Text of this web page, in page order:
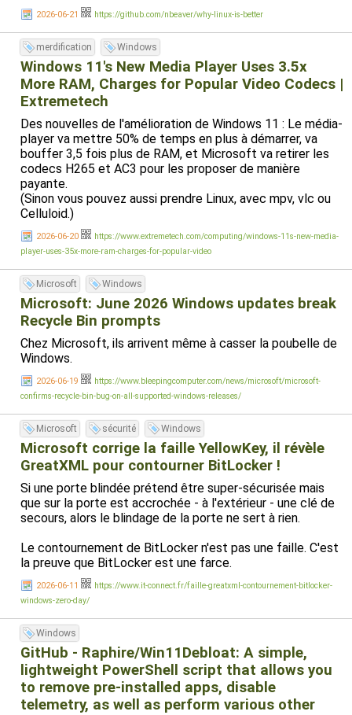
2026-06-21 https://github.com/nbeaver/why-linux-is-better
merdification Windows
Windows 11's New Media Player Uses 3.5x
More RAM, Charges for Popular Video Codecs |
Extremetech
Des nouvelles de l'amélioration de Windows 11 : Le média-
player va mettre 50% de temps en plus à démarrer, va
bouffer 3,5 fois plus de RAM, et Microsoft va retirer les
codecs H265 et AC3 pour les proposer de manière
payante.
(Sinon vous pouvez aussi prendre Linux, avec mpv, vlc ou
Celluloid.)
2026-06-20
https://www.extremetech.com/computing/windows-11s-new-media-
player-uses-35x-more-ram-charges-for-popular-video
Microsoft Windows
Microsoft: June 2026 Windows updates break
Recycle Bin prompts
Chez Microsoft, ils arrivent même à casser la poubelle de
Windows.
2026-06-19
https://www.bleepingcomputer.com/news/microsoft/microsoft-
confirms-recycle-bin-bug-on-all-supported-windows-releases/
Microsoft sécurité Windows
Microsoft corrige la faille YellowKey, il révèle
GreatXML pour contourner BitLocker !
Si une porte blindée prétend être super-sécurisée mais
que sur la porte est accrochée - à l'extérieur - une clé de
secours, alors le blindage de la porte ne sert à rien.
Le contournement de BitLocker n'est pas une faille. C'est
la preuve que BitLocker est une farce.
2026-06-11
https://www.it-connect.fr/faille-greatxml-contournement-bitlocker-
windows-zero-day/
Windows
GitHub - Raphire/Win11Debloat: A simple,
lightweight PowerShell script that allows you
to remove pre-installed apps, disable
telemetry, as well as perform various other